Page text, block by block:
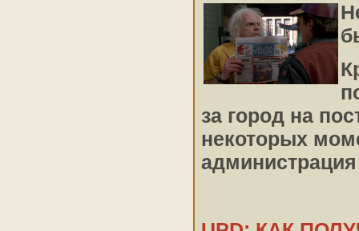
за город на
некоторых